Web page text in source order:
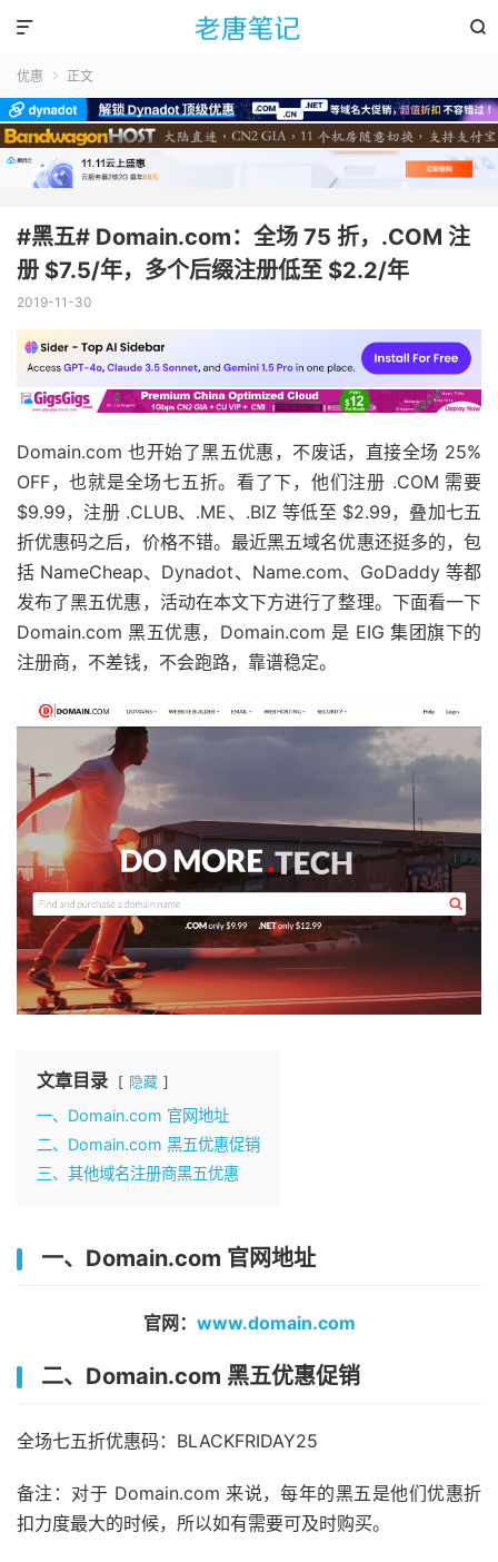


优惠  正文
#黑五# Domain.com：全场 75 折，.COM 注
册 $7.5/年，多个后缀注册低至 $2.2/年
2019-11-30
Domain.com 也开始了黑五优惠，不废话，直接全场 25%
OFF，也就是全场七五折。看了下，他们注册 .COM 需要
$9.99，注册 .CLUB、.ME、.BIZ 等低至 $2.99，叠加七五
折优惠码之后，价格不错。最近黑五域名优惠还挺多的，包
括 NameCheap、Dynadot、Name.com、GoDaddy 等都
发布了黑五优惠，活动在本文下方进行了整理。下面看一下
Domain.com 黑五优惠，Domain.com 是 EIG 集团旗下的
注册商，不差钱，不会跑路，靠谱稳定。
文章目录 隐藏
一、Domain.com 官网地址
二、Domain.com 黑五优惠促销
三、其他域名注册商黑五优惠
一、Domain.com 官网地址
官网： www.domain.com
二、Domain.com 黑五优惠促销
全场七五折优惠码：BLACKFRIDAY25
备注：对于 Domain.com 来说，每年的黑五是他们优惠折
扣力度最大的时候，所以如有需要可及时购买。